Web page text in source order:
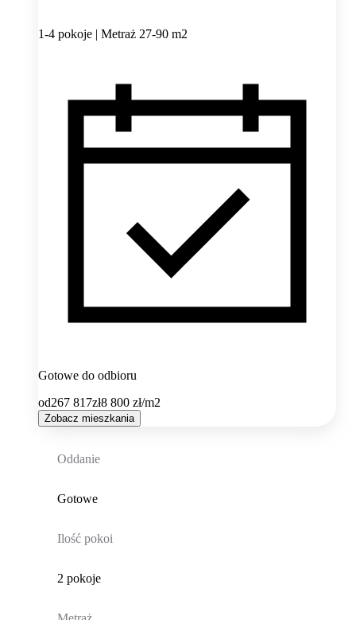
1-4 pokoje | Metraż 27-90 m2
Gotowe do odbioru
od267 817zł8 800 zł/m2
Zobacz mieszkania
Oddanie
Gotowe
Ilość pokoi
2 pokoje